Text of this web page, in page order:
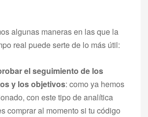
algunas maneras en las que la
real puede serte de lo más útil:
el seguimiento de los
y los objetivos: como ya hemos
con este tipo de analítica
comprar al momento si tu código